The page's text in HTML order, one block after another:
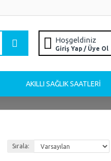
Hoşgeldiniz
Giriş Yap / Üye Ol
AKILLI SAĞLIK SAATLERI
Sırala: